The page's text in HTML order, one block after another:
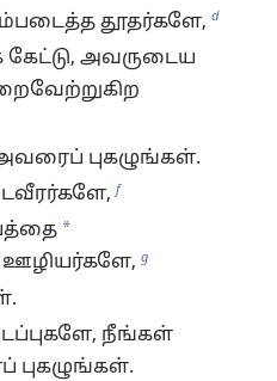
தூதர்களே, d
அவருடைய
புகழுங்கள்.
f
*
ஊழியர்களே, g
நீங்கள்
புகழுங்கள்.